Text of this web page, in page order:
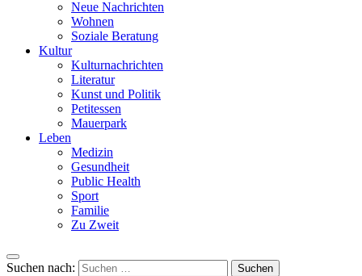
Neue Nachrichten
Wohnen
Soziale Beratung
Kultur
Kulturnachrichten
Literatur
Kunst und Politik
Petitessen
Mauerpark
Leben
Medizin
Gesundheit
Public Health
Sport
Familie
Zu Zweit
Suchen nach: